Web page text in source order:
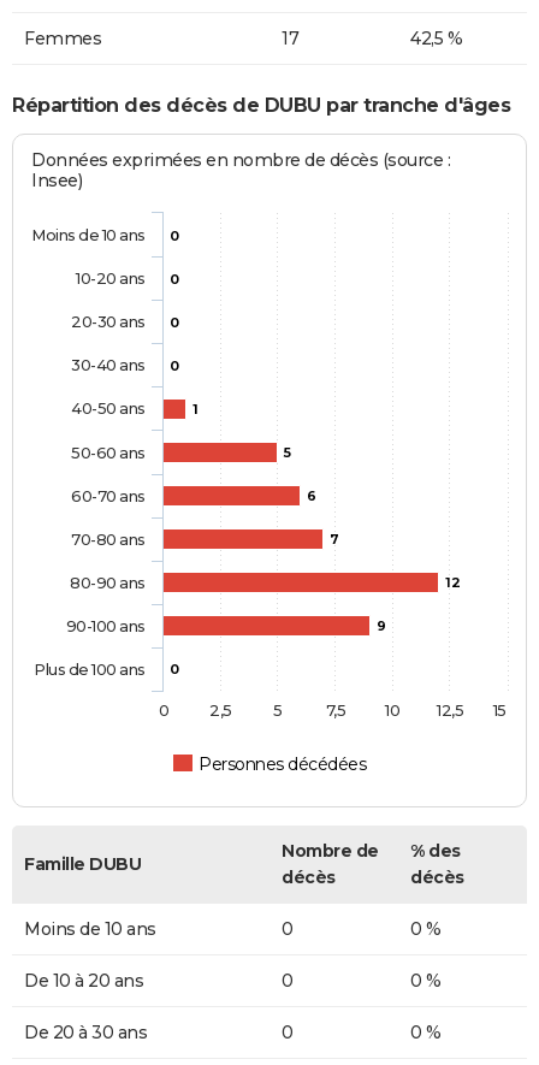
Femmes 17 42,5 %
Répartition des décès de DUBU par tranche d'âges
Données exprimées en nombre de décès (source :
Insee)
0
0
0
0
1
5
6
7
12
9
0
Personnes décédées
Moins de 10 ans
10-20 ans
20-30 ans
30-40 ans
40-50 ans
50-60 ans
60-70 ans
70-80 ans
80-90 ans
90-100 ans
Plus de 100 ans
0 2,5 5 7,5 10 12,5 15
Famille DUBU
Nombre de
décès
% des
décès
Moins de 10 ans 0 0 %
De 10 à 20 ans 0 0 %
De 20 à 30 ans 0 0 %